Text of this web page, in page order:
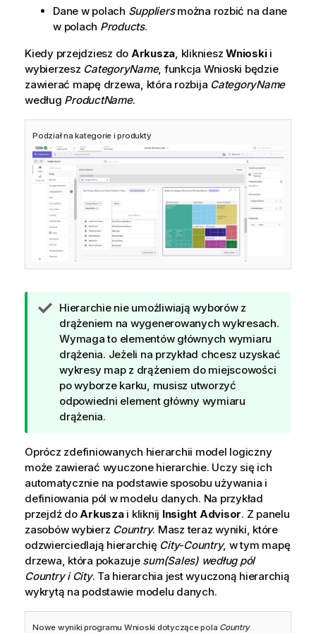
Dane w polach Suppliersmożna rozbić na dane
w polach Products.
Kiedy przejdziesz do Arkusza , klikniesz Wnioskii
wybierzesz CategoryName, funkcja Wnioski będzie
zawierać mapę drzewa, która rozbija CategoryName
według ProductName.
Podział na kategorie i produkty
W
s
k
a
z
ó
w
k
Hierarchie nie umożliwiają wyborów z
drążeniem na wygenerowanych wykresach.
Wymaga to elementów głównych wymiaru
drążenia. Jeżeli na przykład chcesz uzyskać
wykresy map z drążeniem do miejscowości
po wyborze karku, musisz utworzyć
odpowiedni element główny wymiaru
drążenia.
Oprócz zdefiniowanych hierarchii model logiczny
może zawierać wyuczone hierarchie. Uczy się ich
automatycznie na podstawie sposobu używania i
definiowania pól w modelu danych. Na przykład
przejdź do Arkuszai kliknij Insight Advisor. Z panelu
zasobów wybierz Country. Masz teraz wyniki, które
odzwierciedlają hierarchię City-Country, w tym mapę
drzewa, która pokazuje sum(Sales) według pól
Country i City. Ta hierarchia jest wyuczoną hierarchią
wykrytą na podstawie modelu danych.
Nowe wyniki programu Wnioski dotyczące pola Country